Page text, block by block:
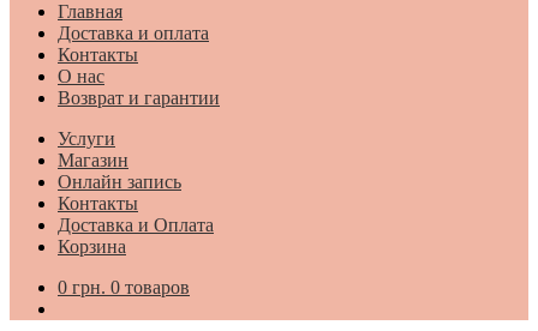
Главная
Доставка и оплата
Контакты
О нас
Возврат и гарантии
Услуги
Магазин
Онлайн запись
Контакты
Доставка и Оплата
Корзина
0 грн. 0 товаров